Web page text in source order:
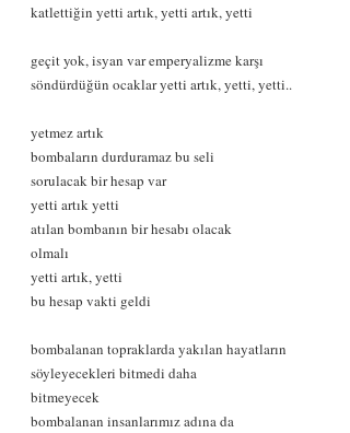
katlettiğin yetti artık, yetti artık, yetti
geçit yok, isyan var emperyalizme karşı
söndürdüğün ocaklar yetti artık, yetti, yetti..
yetmez artık
bombaların durduramaz bu seli
sorulacak bir hesap var
yetti artık yetti
atılan bombanın bir hesabı olacak
olmalı
yetti artık, yetti
bu hesap vakti geldi
bombalanan topraklarda yakılan hayatların
söyleyecekleri bitmedi daha
bitmeyecek
bombalanan insanlarımız adına da